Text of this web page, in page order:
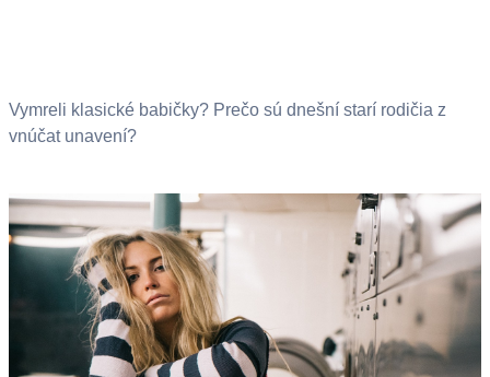
Vymreli klasické babičky? Prečo sú dnešní starí rodičia z
vnúčat unavení?